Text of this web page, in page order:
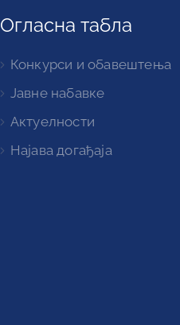
Огласна табла
Конкурси и обавештења
Јавне набавке
Актуелности
Најава догађаја